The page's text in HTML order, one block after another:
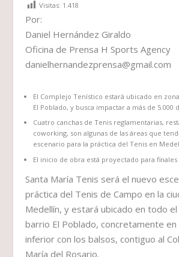
Visitas: 1.418
Por:
Daniel Hernández Giraldo
Oficina de Prensa H Sports Agency
danielhernandezprensa@gmail.com
El Complejo Tenístico estará ubicado en
El Poblado, y busca impactar a más de 5.000
Cuatro canchas de Tenis reglamentarias,
coworking, son algunas de las áreas que
escenario para la práctica del Tenis en
El inicio de obra está proyectado para
Santa María Tenis será el nuevo
práctica del Tenis de Campo en la
Medellín, y estará ubicado en todo
barrio El Poblado, concretamente
inferior con los balsos, contiguo al
María del Rosario.